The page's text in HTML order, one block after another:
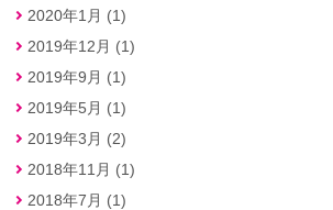
2020年1月 (1)
2019年12月 (1)
2019年9月 (1)
2019年5月 (1)
2019年3月 (2)
2018年11月 (1)
2018年7月 (1)